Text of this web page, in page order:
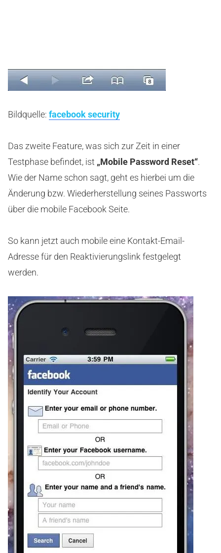
Bildquelle: facebook security
Das zweite Feature, was sich zur Zeit in einer
Testphase befindet, ist „Mobile Password Reset“.
Wie der Name schon sagt, geht es hierbei um die
Änderung bzw. Wiederherstellung seines Passworts
über die mobile Facebook Seite.
So kann jetzt auch mobile eine Kontakt-Email-
Adresse für den Reaktivierungslink festgelegt
werden.